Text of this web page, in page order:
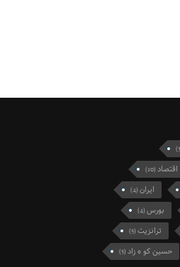
اقتصاد(10)
ایران(4)
بورس(4)
ترانزیت(5)
حسین کو ه زاد(5)